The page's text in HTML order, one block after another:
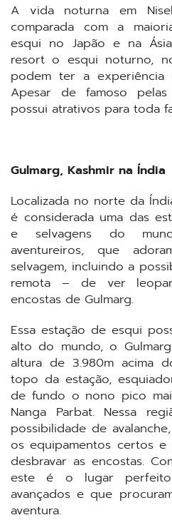
A vida noturna em
comparada com a
esqui no Japão e na
resort o esqui noturno,
podem ter a
Apesar de famoso
possui atrativos para toda
Gulmarg, Kashmir na Índia
Localizada no norte da
é considerada uma das
e selvagens do
aventureiros, que
selvagem, incluindo a
remota – de ver
encostas de Gulmarg.
Essa estação de esqui
alto do mundo, o
altura de 3.980m acima
topo da estação,
de fundo o nono pico
Nanga Parbat. Nessa
possibilidade de
os equipamentos certos
desbravar as encostas.
este é o lugar perfeito
avançados e que
aventura.